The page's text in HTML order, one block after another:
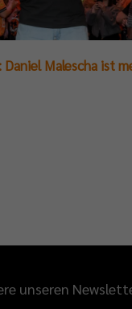
Daniel Malescha ist
unseren